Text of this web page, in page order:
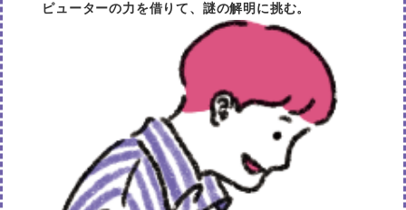
ピューターの力を借りて、謎の解明に挑む。